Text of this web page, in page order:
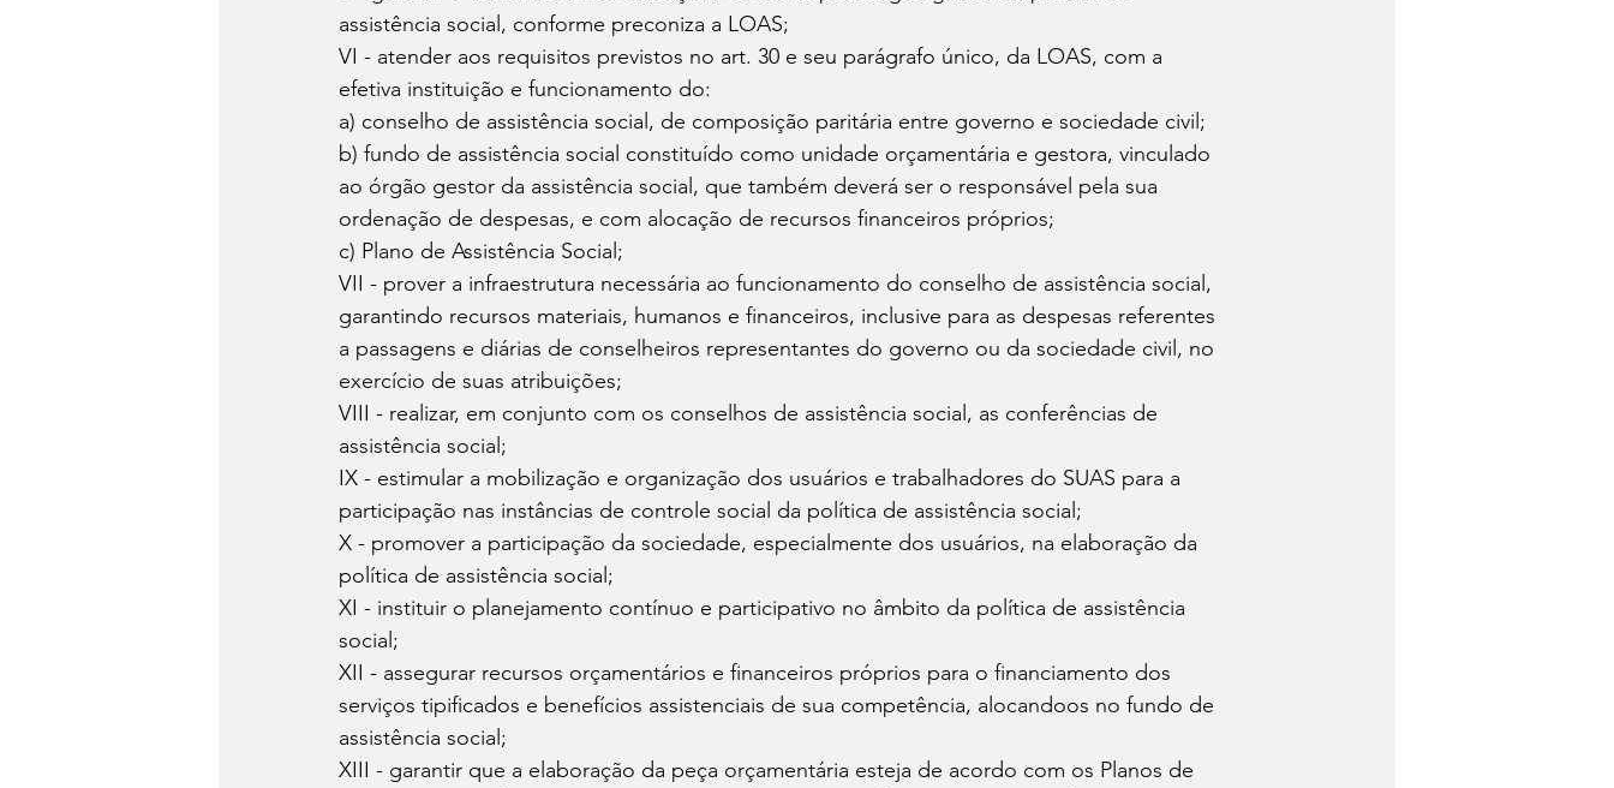
assistência social, conforme preconiza a LOAS;
VI - atender aos requisitos previstos no art. 30 e seu parágrafo único, da LOAS, com a
efetiva instituição e funcionamento do:
a) conselho de assistência social, de composição paritária entre governo e sociedade civil;
b) fundo de assistência social constituído como unidade orçamentária e gestora, vinculado
ao órgão gestor da assistência social, que também deverá ser o responsável pela sua
ordenação de despesas, e com alocação de recursos financeiros próprios;
c) Plano de Assistência Social;
VII - prover a infraestrutura necessária ao funcionamento do conselho de assistência social,
garantindo recursos materiais, humanos e financeiros, inclusive para as despesas referentes
a passagens e diárias de conselheiros representantes do governo ou da sociedade civil, no
exercício de suas atribuições;
VIII - realizar, em conjunto com os conselhos de assistência social, as conferências de
assistência social;
IX - estimular a mobilização e organização dos usuários e trabalhadores do SUAS para a
participação nas instâncias de controle social da política de assistência social;
X - promover a participação da sociedade, especialmente dos usuários, na elaboração da
política de assistência social;
XI - instituir o planejamento contínuo e participativo no âmbito da política de assistência
social;
XII - assegurar recursos orçamentários e financeiros próprios para o financiamento dos
serviços tipificados e benefícios assistenciais de sua competência, alocandoos no fundo de
assistência social;
XIII - garantir que a elaboração da peça orçamentária esteja de acordo com os Planos de